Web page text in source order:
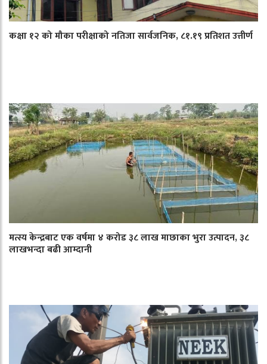
कक्षा १२ को मौका परीक्षाको नतिजा सार्वजनिक, ८१.१९ प्रतिशत उत्तीर्ण
मत्स्य केन्द्रबाट एक वर्षमा ४ करोड ३८ लाख माछाका भुरा उत्पादन, ३८
लाखभन्दा बढी आम्दानी